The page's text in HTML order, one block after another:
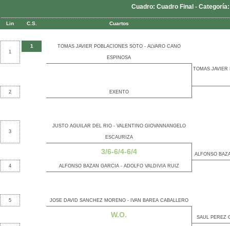
Cuadro: Cuadro Final -
Lin C.S. Cuartos
1
1 TOMAS JAVIER POBLACIONES SOTO - ALVARO CANO
ESPINOSA
TOMAS JAVIER
2 EXENTO
3
JUSTO AGUILAR DEL RIO - VALENTINO GIOVANNANGELO
ESCAURIZA
3/6-6/4-6/4 ALFONSO
4 ALFONSO BAZAN GARCIA - ADOLFO VALDIVIA RUIZ
5 JOSE DAVID SANCHEZ MORENO - IVAN BAREA CABALLERO
W.O. SAUL PEREZ